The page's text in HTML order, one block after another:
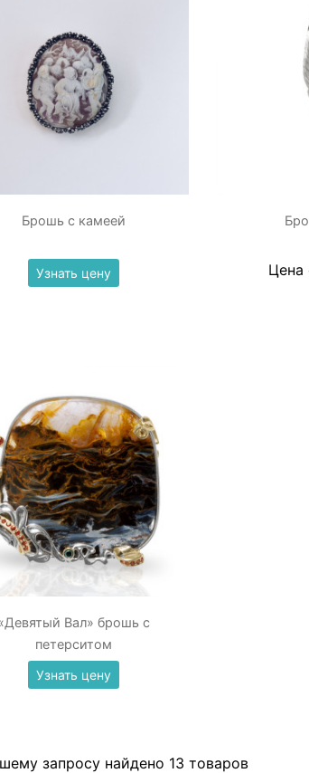
Брошь с камеей
Узнать цену Цена
Вал» брошь с
петерситом
Узнать цену
запросу найдено 13 товаров